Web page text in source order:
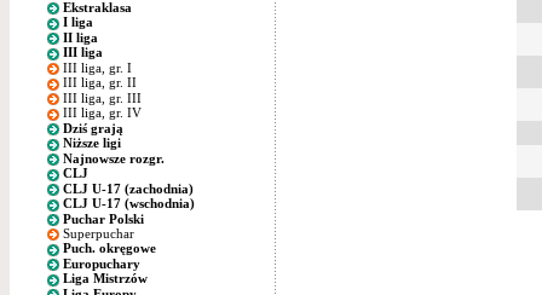
Ekstraklasa
I liga
II liga
III liga
III liga, gr. I
III liga, gr. II
III liga, gr. III
III liga, gr. IV
Dziś grają
Niższe ligi
Najnowsze rozgr.
CLJ
CLJ U-17 (zachodnia)
CLJ U-17 (wschodnia)
Puchar Polski
Superpuchar
Puch. okręgowe
Europuchary
Liga Mistrzów